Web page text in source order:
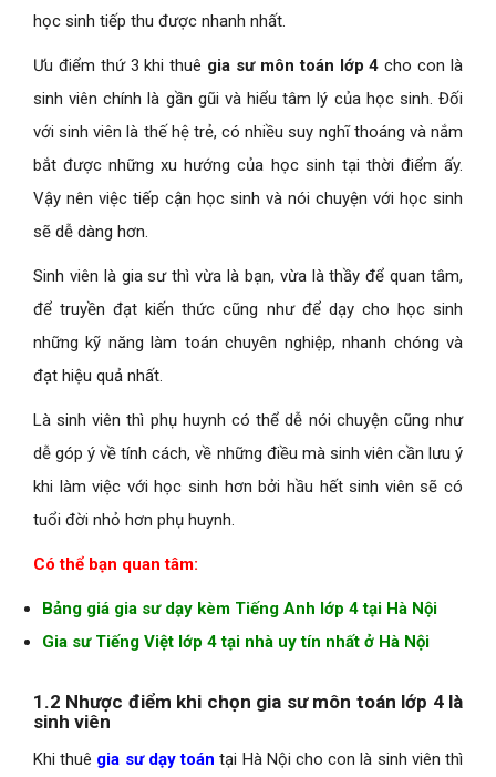
học sinh tiếp thu được nhanh nhất.
Ưu điểm thứ 3 khi thuê gia sư môn toán lớp 4 cho con là
sinh viên chính là gần gũi và hiểu tâm lý của học sinh. Đối
với sinh viên là thế hệ trẻ, có nhiều suy nghĩ thoáng và nắm
bắt được những xu hướng của học sinh tại thời điểm ấy.
Vậy nên việc tiếp cận học sinh và nói chuyện với học sinh
sẽ dễ dàng hơn.
Sinh viên là gia sư thì vừa là bạn, vừa là thầy để quan tâm,
để truyền đạt kiến thức cũng như để dạy cho học sinh
những kỹ năng làm toán chuyên nghiệp, nhanh chóng và
đạt hiệu quả nhất.
Là sinh viên thì phụ huynh có thể dễ nói chuyện cũng như
dễ góp ý về tính cách, về những điều mà sinh viên cần lưu ý
khi làm việc với học sinh hơn bởi hầu hết sinh viên sẽ có
tuổi đời nhỏ hơn phụ huynh.
Có thể bạn quan tâm:
Bảng giá gia sư dạy kèm Tiếng Anh lớp 4 tại Hà Nội
Gia sư Tiếng Việt lớp 4 tại nhà uy tín nhất ở Hà Nội
1.2 Nhược điểm khi chọn gia sư môn toán lớp 4 là
sinh viên
Khi thuê gia sư dạy toán tại Hà Nội cho con là sinh viên thì